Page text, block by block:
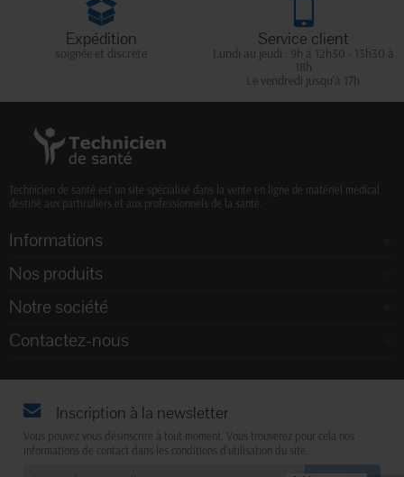
Expédition
soignée et discrète
Service client
Lundi au jeudi : 9h à 12h30 - 13h30 à
18h
Le vendredi jusqu'à 17h
Technicien de santé est un site spécialisé dans la vente en ligne de matériel médical
destiné aux particuliers et aux professionnels de la santé.
Informations
Nos produits
Notre société
Contactez-nous
Inscription à la newsletter
Vous pouvez vous désinscrire à tout moment. Vous trouverez pour cela nos
informations de contact dans les conditions d'utilisation du site.